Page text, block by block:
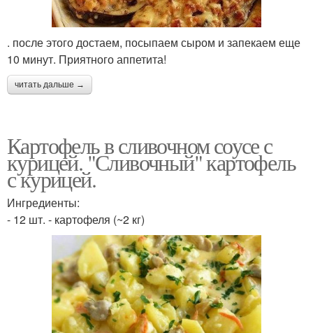
. после этого достаем, посыпаем сыром и запекаем еще
10 минут. Приятного аппетита!
читать дальше →
Картофель в сливочном соусе с
курицей. "Сливочный" картофель
с курицей.
Ингредиенты:
- 12 шт. - картофеля (~2 кг)